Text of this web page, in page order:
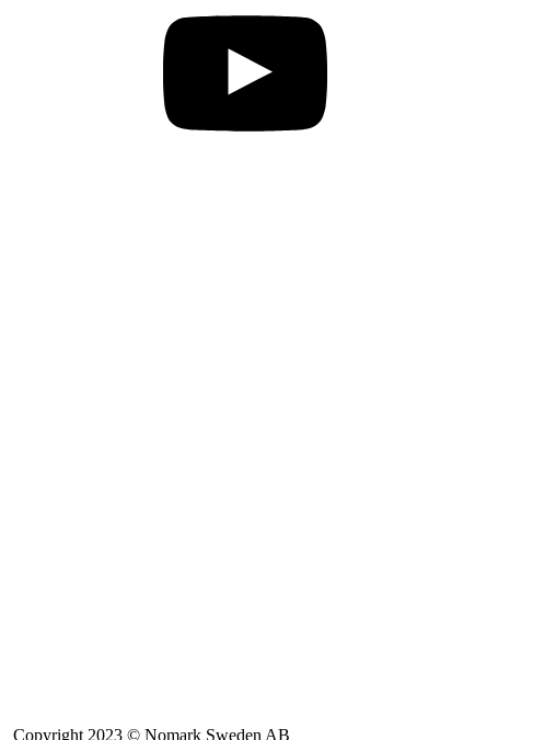
Copyright 2023 © Nomark Sweden AB